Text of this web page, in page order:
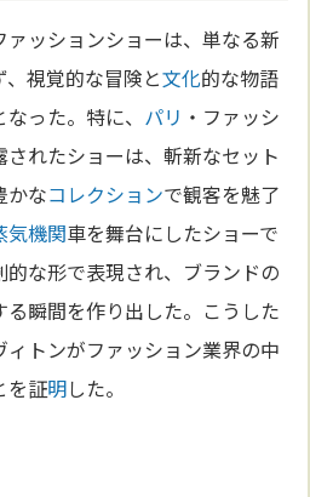
ッションショーは、単なる新
視覚的な冒険と文化的な物語
った。特に、 パリ ・ファッシ
されたショーは、斬新なセット
かなコレクションで観客を魅了
気機関車を舞台にしたショーで
的な形で表現され、ブランドの
る瞬間を作り出した。こうした
ィトンがファッション業界の中
を証明した。